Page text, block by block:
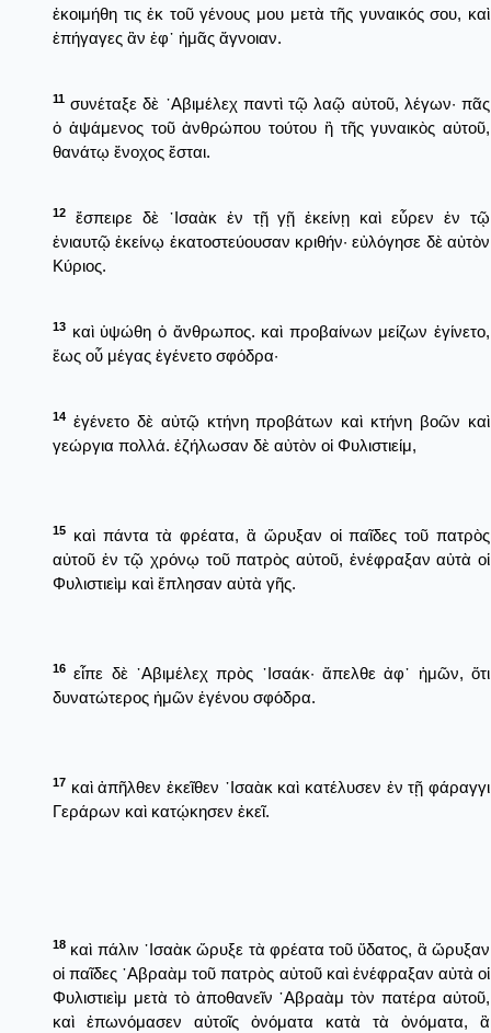
ἐκοιμήθη τις ἐκ τοῦ γένους μου μετὰ τῆς γυναικός σου, καὶ
ἐπήγαγες ἂν ἐφ᾿ ἡμᾶς ἄγνοιαν.
11 συνέταξε δὲ ᾿Αβιμέλεχ παντὶ τῷ λαῷ αὐτοῦ, λέγων· πᾶς
ὁ ἁψάμενος τοῦ ἀνθρώπου τούτου ἢ τῆς γυναικὸς αὐτοῦ,
θανάτῳ ἔνοχος ἔσται.
12
ἔσπειρε δὲ ᾿Ισαὰκ ἐν τῇ γῇ ἐκείνῃ καὶ εὗρεν ἐν τῷ
ἐνιαυτῷ ἐκείνῳ ἑκατοστεύουσαν κριθήν· εὐλόγησε δὲ αὐτὸν
Κύριος.
13 καὶ ὑψώθη ὁ ἄνθρωπος. καὶ προβαίνων μείζων ἐγίνετο,
ἕως οὗ μέγας ἐγένετο σφόδρα·
14 ἐγένετο δὲ αὐτῷ κτήνη προβάτων καὶ κτήνη βοῶν καὶ
γεώργια πολλά. ἐζήλωσαν δὲ αὐτὸν οἱ Φυλιστιείμ,
15
καὶ πάντα τὰ φρέατα, ἃ ὤρυξαν οἱ παῖδες τοῦ πατρὸς
αὐτοῦ ἐν τῷ χρόνῳ τοῦ πατρὸς αὐτοῦ, ἐνέφραξαν αὐτὰ οἱ
Φυλιστιεὶμ καὶ ἔπλησαν αὐτὰ γῆς.
16 εἶπε δὲ ᾿Αβιμέλεχ πρὸς ᾿Ισαάκ· ἄπελθε ἀφ᾿ ἡμῶν, ὅτι
δυνατώτερος ἡμῶν ἐγένου σφόδρα.
17 καὶ ἀπῆλθεν ἐκεῖθεν ᾿Ισαὰκ καὶ κατέλυσεν ἐν τῇ φάραγγι
Γεράρων καὶ κατῴκησεν ἐκεῖ.
18 καὶ πάλιν ᾿Ισαὰκ ὤρυξε τὰ φρέατα τοῦ ὕδατος, ἃ ὤρυξαν
οἱ παῖδες ῾Αβραὰμ τοῦ πατρὸς αὐτοῦ καὶ ἐνέφραξαν αὐτὰ οἱ
Φυλιστιεὶμ μετὰ τὸ ἀποθανεῖν ῾Αβραὰμ τὸν πατέρα αὐτοῦ,
καὶ ἐπωνόμασεν αὐτοῖς ὀνόματα κατὰ τὰ ὀνόματα, ἃ